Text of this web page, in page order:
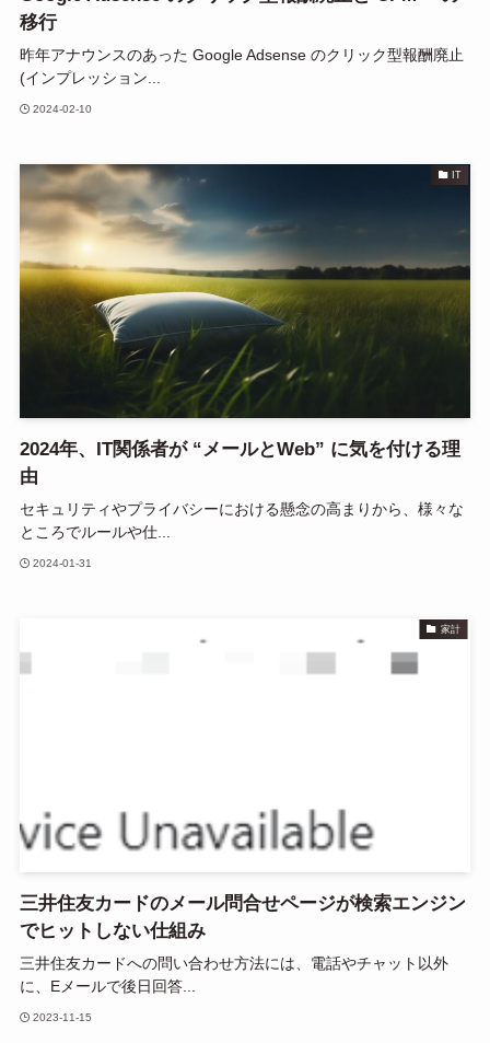
移行
昨年アナウンスのあった Google Adsense のクリック型報酬廃止
(インプレッション...
2024-02-10
IT
2024年、IT関係者が “メールとWeb” に気を付ける理
由
セキュリティやプライバシーにおける懸念の高まりから、様々な
ところでルールや仕...
2024-01-31
家計
三井住友カードのメール問合せページが検索エンジン
でヒットしない仕組み
三井住友カードへの問い合わせ方法には、電話やチャット以外
に、Eメールで後日回答...
2023-11-15